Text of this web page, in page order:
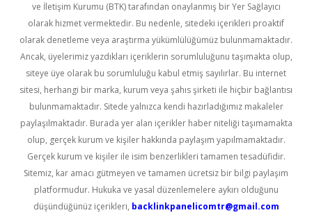
ve İletişim Kurumu (BTK) tarafından onaylanmış bir Yer Sağlayıcı
olarak hizmet vermektedir. Bu nedenle, sitedeki içerikleri proaktif
olarak denetleme veya araştırma yükümlülüğümüz bulunmamaktadır.
Ancak, üyelerimiz yazdıkları içeriklerin sorumluluğunu taşımakta olup,
siteye üye olarak bu sorumluluğu kabul etmiş sayılırlar. Bu internet
sitesi, herhangi bir marka, kurum veya şahıs şirketi ile hiçbir bağlantısı
bulunmamaktadır. Sitede yalnızca kendi hazırladığımız makaleler
paylaşılmaktadır. Burada yer alan içerikler haber niteliği taşımamakta
olup, gerçek kurum ve kişiler hakkında paylaşım yapılmamaktadır.
Gerçek kurum ve kişiler ile isim benzerlikleri tamamen tesadüfidir.
Sitemiz, kar amacı gütmeyen ve tamamen ücretsiz bir bilgi paylaşım
platformudur. Hukuka ve yasal düzenlemelere aykırı olduğunu
düşündüğünüz içerikleri, backlinkpanelicomtr@gmail.com